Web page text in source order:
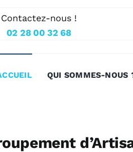
Contactez-nous !
02 28 00 32 68
QUI SOMMES-NOUS